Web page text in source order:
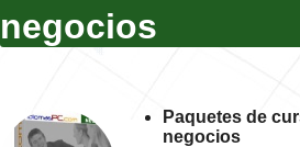
negocios
Paquetes de
negocios